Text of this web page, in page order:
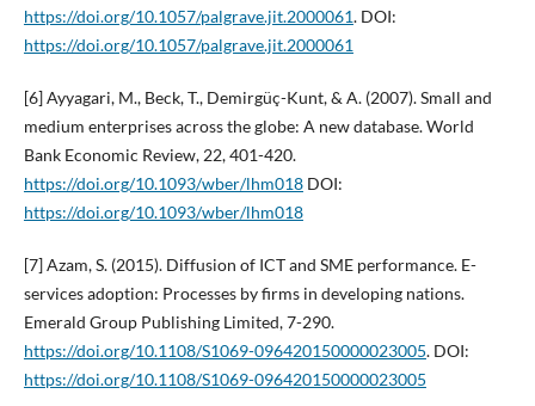
https://doi.org/10.1057/palgrave.jit.2000061. DOI:
https://doi.org/10.1057/palgrave.jit.2000061
[6] Ayyagari, M., Beck, T., Demirgüç-Kunt, & A. (2007). Small and
medium enterprises across the globe: A new database. World
Bank Economic Review, 22, 401-420.
https://doi.org/10.1093/wber/lhm018DOI:
https://doi.org/10.1093/wber/lhm018
[7] Azam, S. (2015). Diffusion of ICT and SME performance. E-
services adoption: Processes by firms in developing nations.
Emerald Group Publishing Limited, 7-290.
https://doi.org/10.1108/S1069-096420150000023005. DOI:
https://doi.org/10.1108/S1069-096420150000023005